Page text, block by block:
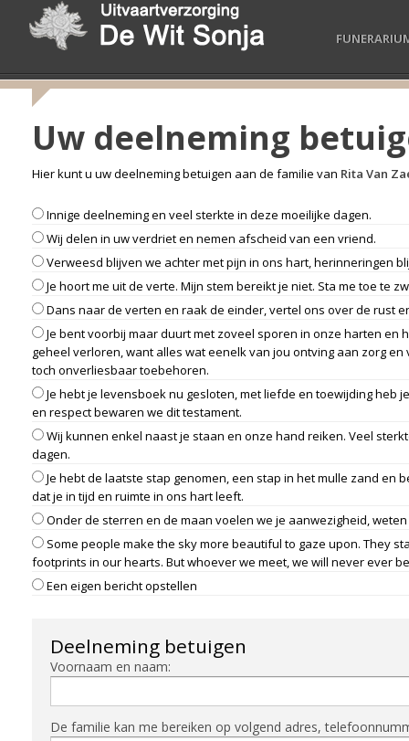
Uw deelneming
Hier kunt u uw deelneming betuigen aan de familie van Rita Van
Innige deelneming en veel sterkte in deze moeilijke dagen.
Wij delen in uw verdriet en nemen afscheid van een vriend.
Verweesd blijven we achter met pijn in ons hart, herinneringen
Je hoort me uit de verte. Mijn stem bereikt je niet. Sta me toe te
Dans naar de verten en raak de einder, vertel ons over de rust
Je bent voorbij maar duurt met zoveel sporen in onze harten en
geheel verloren, want alles wat eenelk van jou ontving aan zorg
toch onverliesbaar toebehoren.
Je hebt je levensboek nu gesloten, met liefde en toewijding heb
en respect bewaren we dit testament.
Wij kunnen enkel naast je staan en onze hand reiken. Veel
dagen.
Je hebt de laatste stap genomen, een stap in het mulle zand en
dat je in tijd en ruimte in ons hart leeft.
Onder de sterren en de maan voelen we je aanwezigheid,
Some people make the sky more beautiful to gaze upon. They
footprints in our hearts. But whoever we meet, we will never ever
Een eigen bericht opstellen
Deelneming betuigen
Voornaam en naam:
De familie kan me bereiken op volgend adres,